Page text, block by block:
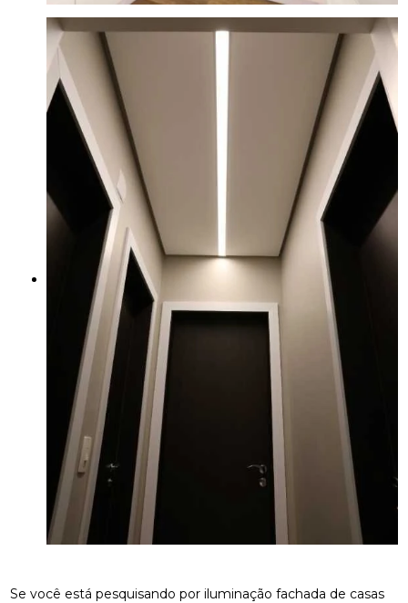
Se você está pesquisando por iluminação fachada de casas